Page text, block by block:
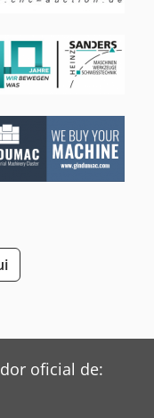
incluído 16
oficial de: